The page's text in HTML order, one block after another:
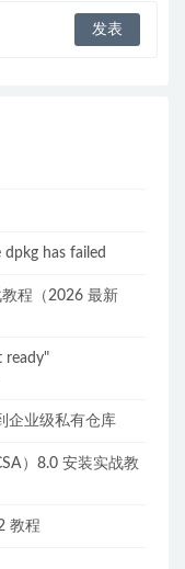
has failed
程（2026 最新
ready"
企业级私有仓库
）8.0 安装实战教
教程